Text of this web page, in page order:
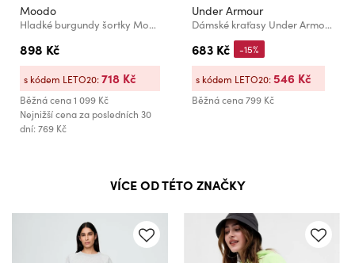
Moodo
Hladké burgundy šortky Moodo
898 Kč
Běžná cena1 099 Kč
Nejnižší cena za posledních 30
dní: 769 Kč
s kódem LETO20:718 Kč
Under Armour
Dámské kraťasy Under Armour Tech Play Up Shorts
683 Kč
Běžná cena799 Kč
-15%
s kódem LETO20:546 Kč
VÍCE OD TÉTO ZNAČKY